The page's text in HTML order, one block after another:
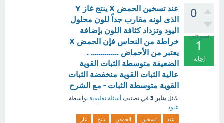
0
تصويتات
1
إجابة
عند تسخين الحمض X ينتج غاز Y
الذى لونه مقارب جداً للون محلول
اليود وتزداد كثافة اللون بإضافة
خراطة من النحاس فإن الحمض X
يعتبر من الأحماض .............. .
الضعيفة متوسطة الثبات القوية
عالية الثبات القوية منخفضة الثبات
القوية متوسطة الثبات - مع الشرح
سُئل يناير 3 في تصنيف أسئلة تعليمية بواسطة
عبود
عند تسخين الحمض ينتج
غاز